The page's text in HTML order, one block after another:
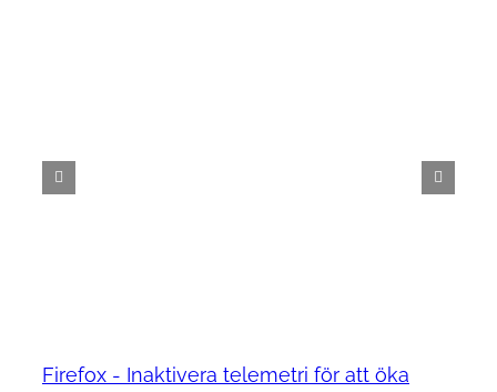
Firefox - Inaktivera telemetri för att öka